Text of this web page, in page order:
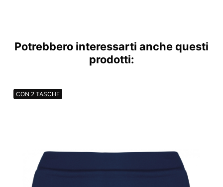
Potrebbero interessarti anche questi
prodotti:
CON 2 TASCHE